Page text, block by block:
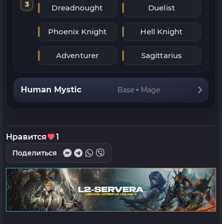
3 Dreadnought Duelist
Phoenix Knight Hell Knight
Adventurer Sagittarius
Human Mystic Base • Mage
Нравится 1
Поделиться